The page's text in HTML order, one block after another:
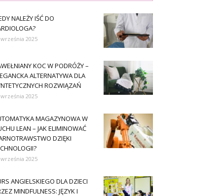
NALEŻY IŚĆ DO
2025
KOC W PODRÓŻY –
ALTERNATYWA DLA
ROZWIĄZAŃ
2025
MAGAZYNOWA W
LEAN – JAK ELIMINOWAĆ
DZIĘKI
2025
ANGIELSKIEGO DLA DZIECI
MINDFULNESS: JĘZYK I